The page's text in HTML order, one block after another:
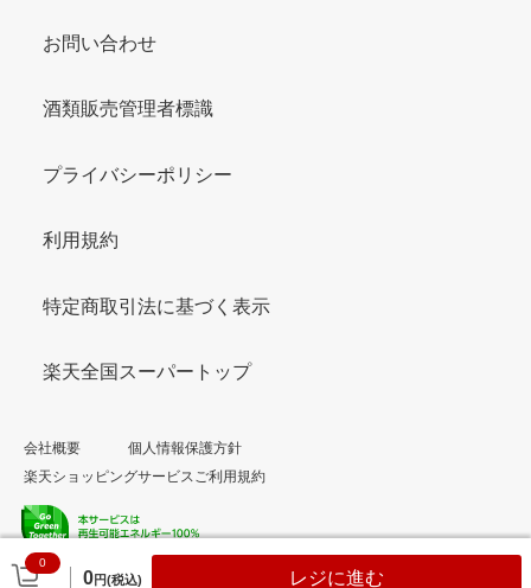
0
0円(税込) レジに進む
お問い合わせ
酒類販売管理者標識
プライバシーポリシー
利用規約
特定商取引法に基づく表示
楽天全国スーパートップ
会社概要
個人情報保護方針
楽天ショッピングサービスご利用規約
© Rakuten Group, Inc.